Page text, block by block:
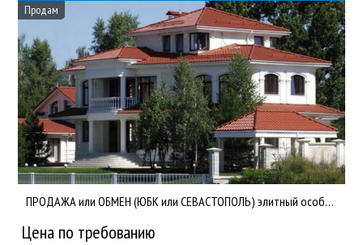
Продам
ПРОДАЖА или ОБМЕН (ЮБК или СЕВАСТОПОЛЬ) элитный особняк 550 кв.м. в Конча-Заспе на берегу реки Козинка Участо...
Цена по требованию